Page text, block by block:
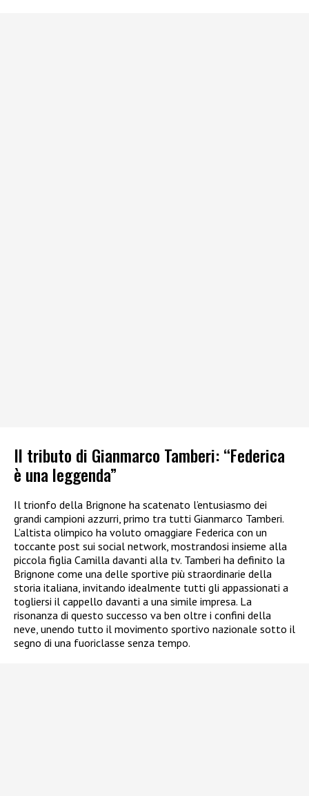
Il tributo di Gianmarco Tamberi: “Federica
è una leggenda”
Il trionfo della Brignone ha scatenato l’entusiasmo dei
grandi campioni azzurri, primo tra tutti Gianmarco Tamberi.
L’altista olimpico ha voluto omaggiare Federica con un
toccante post sui social network, mostrandosi insieme alla
piccola figlia Camilla davanti alla tv. Tamberi ha definito la
Brignone come una delle sportive più straordinarie della
storia italiana, invitando idealmente tutti gli appassionati a
togliersi il cappello davanti a una simile impresa. La
risonanza di questo successo va ben oltre i confini della
neve, unendo tutto il movimento sportivo nazionale sotto il
segno di una fuoriclasse senza tempo.